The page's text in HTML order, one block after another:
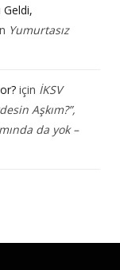
Geldi,
Yumurtasız
için İKSV
Aşkım?”,
da yok –